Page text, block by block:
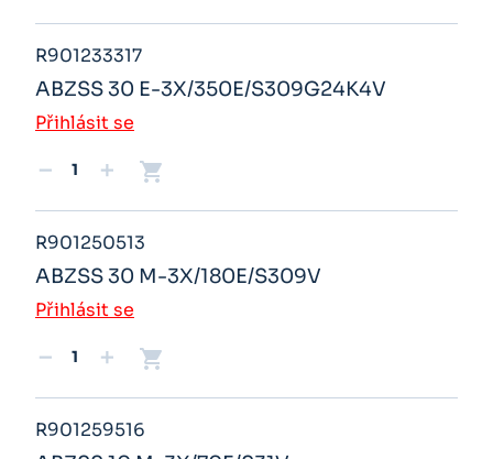
R901233317
ABZSS 30 E-3X/350E/S309G24K4V
Přihlásit se
remove add shopping_cart
R901250513
ABZSS 30 M-3X/180E/S309V
Přihlásit se
remove add shopping_cart
R901259516